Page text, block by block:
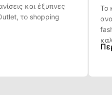
και έξυπνες
το shopping
Το